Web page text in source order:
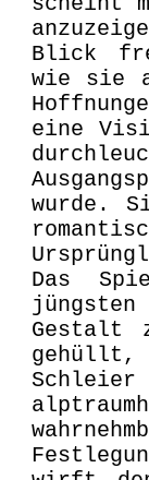
Blick
wie sie
eine
wurde.
Das
Gestalt